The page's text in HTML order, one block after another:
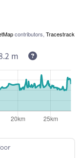
contributors, Tracestrack
m Deze